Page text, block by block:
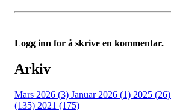
Logg inn for å skrive en kommentar.
Arkiv
Mars 2026 (3) Januar 2026 (1) 2025 (26)
(135) 2021 (175)